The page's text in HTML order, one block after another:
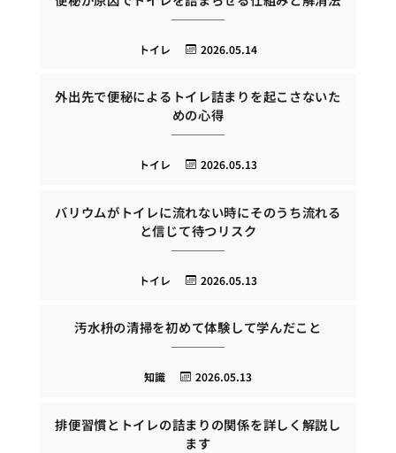
2026.05.14
トイレ
外出先で便秘によるトイレ詰まりを起こさないた
めの心得
2026.05.13
トイレ
バリウムがトイレに流れない時にそのうち流れる
と信じて待つリスク
2026.05.13
トイレ
汚水枡の清掃を初めて体験して学んだこと
2026.05.13
知識
排便習慣とトイレの詰まりの関係を詳しく解説し
ます